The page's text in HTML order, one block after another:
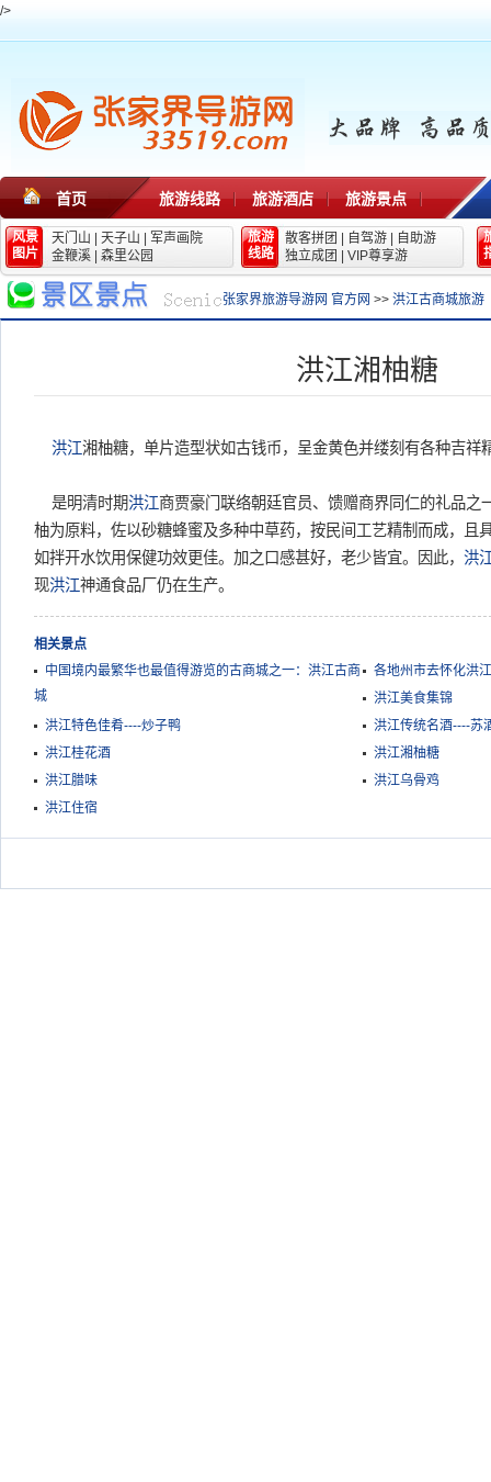
/>
首页 旅游线路 旅游酒店 旅游景点
风景
图片
天门山 天子山
军声画院
金鞭溪
森里公园
旅游
线路
散客拼团 自驾游
自助游
独立成团
VIP尊享游
张家界旅游导游网 官方网 >> 洪江古商城旅游
洪江湘柚糖
洪江湘柚糖，单片造型状如古钱币，呈金黄色并缕刻有各种吉祥
是明清时期洪江商贾豪门联络朝廷官员、馈赠商界同仁的礼品之
柚为原料，佐以砂糖蜂蜜及多种中草药，按民间工艺精制而成，且
如拌开水饮用保健功效更佳。加之口感甚好，老少皆宜。因此， 洪
现洪江神通食品厂仍在生产。
相关景点
中国境内最繁华也最值得游览的古商城之一：洪江古商
城
各地州市去怀化洪
洪江美食集锦
洪江特色佳肴----炒子鸭
洪江传统名酒----苏
洪江桂花酒
洪江湘柚糖
洪江腊味
洪江乌骨鸡
洪江住宿